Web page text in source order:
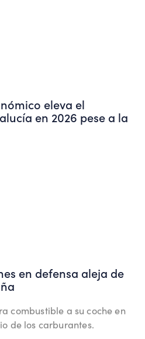
eleva el
en 2026 pese a la
en defensa aleja de